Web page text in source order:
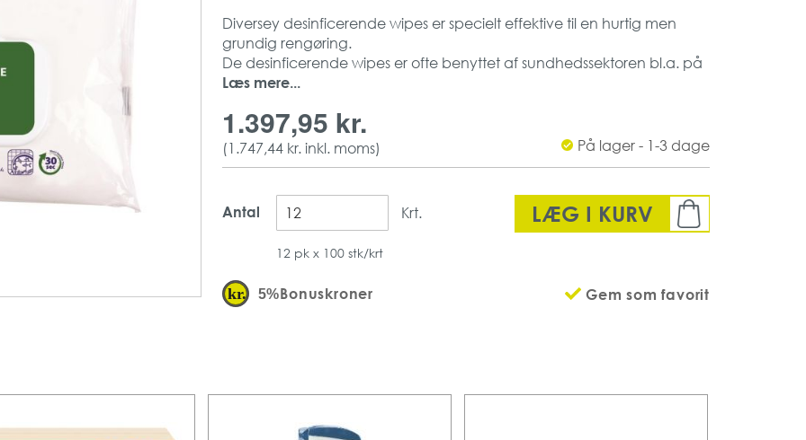
Diversey desinficerende wipes er specielt effektive til en hurtig men
grundig rengøring.
De desinficerende wipes er ofte benyttet af sundhedssektoren bl.a. på
operationsture og lign. hvor det er vigtigt rummet er sterilt.
12 Pk/krt
Læs mere...
1.397,95 kr.
(1.747,44 kr.inkl. moms) På lager - 1-3 dage
Antal Krt.
12 pk x 100 stk/krt
LÆG I KURV
Gem som favorit
5%Bonuskroner